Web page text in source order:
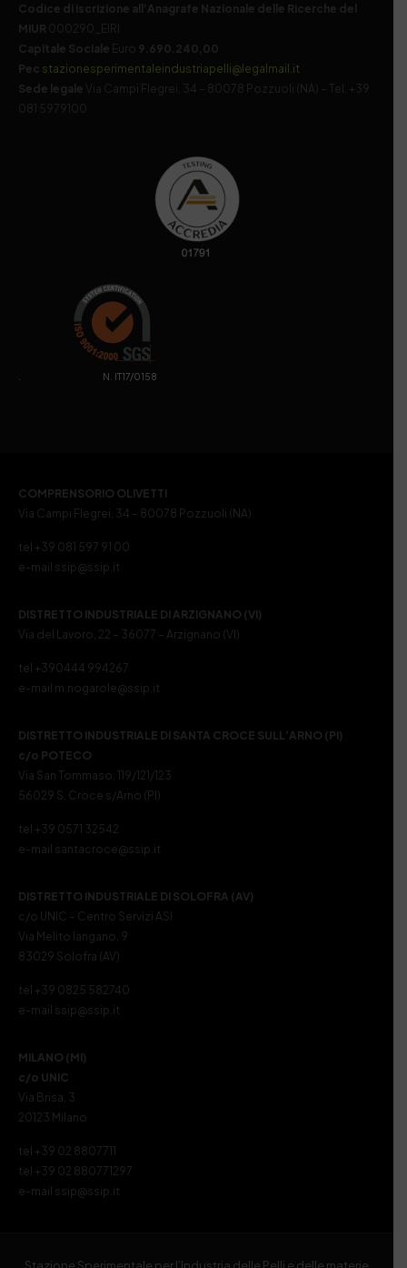
Codice di iscrizione all’Anagrafe Nazionale delle Ricerche del
MIUR 000290_EIRI
Capitale Sociale Euro 9.690.240,00
Pec stazionesperimentaleindustriapelli@legalmail.it
Sede legale
Via Campi Flegrei, 34 – 80078 Pozzuoli (NA) – Tel. +39
081 5979100
. N. IT17/0158
COMPRENSORIO OLIVETTI
Via Campi Flegrei, 34 – 80078 Pozzuoli (NA)
tel +39 081 597 91 00
e-mail ssip@ssip.it
DISTRETTO INDUSTRIALE DI ARZIGNANO (VI)
Via del Lavoro, 22 – 36077 – Arzignano (VI)
tel +390444 994267
e-mail m.nogarole@ssip.it
DISTRETTO INDUSTRIALE DI SANTA CROCE SULL’ARNO (PI)
c/o POTECO
Via San Tommaso, 119/121/123
56029 S. Croce s/Arno (PI)
tel +39 0571 32542
e-mail santacroce@ssip.it
DISTRETTO INDUSTRIALE DI SOLOFRA (AV)
c/o UNIC – Centro Servizi ASI
Via Melito Iangano, 9
83029 Solofra (AV)
tel +39 0825 582740
e-mail ssip@ssip.it
MILANO (MI)
c/o UNIC
Via Brisa, 3
20123 Milano
tel +39 02 8807711
tel +39 02 880771297
e-mail ssip@ssip.it
Stazione Sperimentale per l’Industria delle Pelli e delle materie